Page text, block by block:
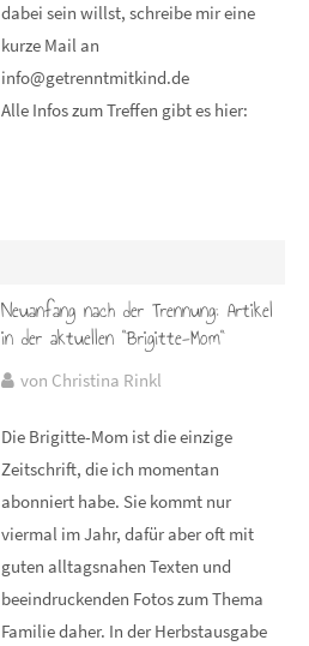
dabei sein willst, schreibe mir eine
kurze Mail an
info@getrenntmitkind.de
Alle Infos zum Treffen gibt es hier:
Neuanfang nach der Trennung: Artikel
in der aktuellen "Brigitte-Mom"
von Christina Rinkl
Die Brigitte-Mom ist die einzige
Zeitschrift, die ich momentan
abonniert habe. Sie kommt nur
viermal im Jahr, dafür aber oft mit
guten alltagsnahen Texten und
beeindruckenden Fotos zum Thema
Familie daher. In der Herbstausgabe